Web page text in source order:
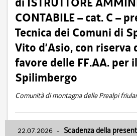
CONTABILE – cat. C –
Tecnica dei Comuni di
Vito d’Asio, con riserva
favore delle FF.AA. per
Spilimbergo
Comunità di montagna delle Prealpi
22.07.2026 - Scadenza della